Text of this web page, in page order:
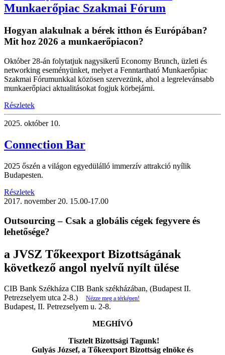
Munkaerőpiac Szakmai Fórum
Hogyan alakulnak a bérek itthon és Európában?
Mit hoz 2026 a munkaerőpiacon?
Október 28-án folytatjuk nagysikerű Economy Brunch, üzleti és
networking eseményünket, melyet a Fenntartható Munkaerőpiac
Szakmai Fórumunkkal közösen szervezünk, ahol a legrelevánsabb
munkaerőpiaci aktualitásokat fogjuk körbejárni.
Részletek
2025. október 10.
Connection Bar
2025 őszén a világon egyedülálló immerzív attrakció nyílik
Budapesten.
Részletek
2017. november 20. 15.00-17.00
Outsourcing – Csak a globális cégek fegyvere és
lehetősége?
a JVSZ Tőkeexport Bizottságának
következő angol nyelvű nyílt ülése
CIB Bank Székháza CIB Bank székházában, (Budapest II.
Petrezselyem utca 2-8.)
Nézze meg a térképen!
Budapest, II. Petrezselyem u. 2-8.
MEGHÍVÓ
Tisztelt Bizottsági Tagunk!
Gulyás József, a Tőkeexport Bizottság elnöke és